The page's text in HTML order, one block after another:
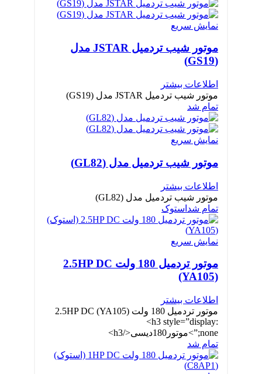
نمایش سریع
موتور شیب تردمیل JSTAR مدل
(GS19)
اطلاعات بیشتر
موتور شیب تردمیل JSTAR مدل (GS19)
تمام شد
نمایش سریع
موتور شیب تردمیل مدل (GL82)
اطلاعات بیشتر
موتور شیب تردمیل مدل (GL82)
تمام شد استوک
نمایش سریع
موتور تردمیل 180 ولت 2.5HP DC
(YA105)
اطلاعات بیشتر
موتور تردمیل 180 ولت 2.5HP DC (YA105)
<h3 style=”display:
none;”>موتور180دیسی</h3>
تمام شد